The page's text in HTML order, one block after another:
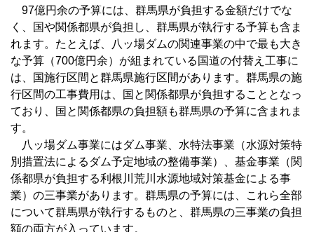
97億円余の予算には、群馬県が負担する金額だけでな
く、国や関係都県が負担し、群馬県が執行する予算も含ま
れます。たとえば、八ッ場ダムの関連事業の中で最も大き
な予算（700億円余）が組まれている国道の付替え工事に
は、国施行区間と群馬県施行区間があります。群馬県の施
行区間の工事費用は、国と関係都県が負担することとなっ
ており、国と関係都県の負担額も群馬県の予算に含まれま
す。
八ッ場ダム事業にはダム事業、水特法事業（水源対策特
別措置法によるダム予定地域の整備事業）、基金事業（関
係都県が負担する利根川荒川水源地域対策基金による事
業）の三事業があります。群馬県の予算には、これら全部
について群馬県が執行するものと、群馬県の三事業の負担
額の両方が入っています。